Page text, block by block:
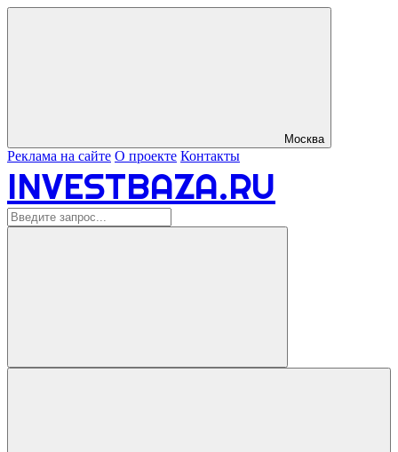
Москва
Реклама на сайте О проекте Контакты
INVESTBAZA.RU